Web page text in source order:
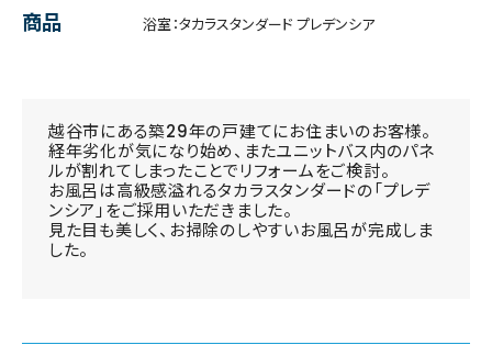
商品
浴室：タカラスタンダード プレデンシア
越谷市にある築29年の戸建てにお住まいのお客様。
経年劣化が気になり始め、またユニットバス内のパネ
ルが割れてしまったことでリフォームをご検討。
お風呂は高級感溢れるタカラスタンダードの「プレデ
ンシア」をご採用いただきました。
見た目も美しく、お掃除のしやすいお風呂が完成しま
した。